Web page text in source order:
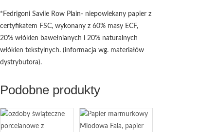
*Fedrigoni Savile Row Plain- niepowlekany papier z
certyfikatem FSC, wykonany z 60% masy ECF,
20% włókien bawełnianych i 20% naturalnych
włókien tekstylnych. (informacja wg. materiałów
dystrybutora).
Podobne produkty